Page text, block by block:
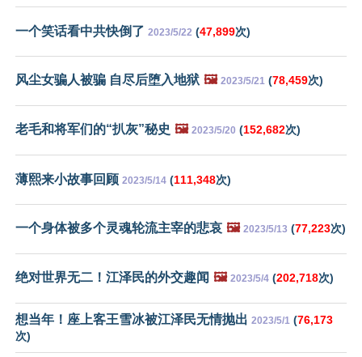
一个笑话看中共快倒了 2023/5/22 (47,899次)
风尘女骗人被骗 自尽后堕入地狱 🖼️ 2023/5/21 (78,459次)
老毛和将军们的“扒灰”秘史 🖼️ 2023/5/20 (152,682次)
薄熙来小故事回顾 2023/5/14 (111,348次)
一个身体被多个灵魂轮流主宰的悲哀 🖼️ 2023/5/13 (77,223次)
绝对世界无二！江泽民的外交趣闻 🖼️ 2023/5/4 (202,718次)
想当年！座上客王雪冰被江泽民无情抛出 2023/5/1 (76,173
次)